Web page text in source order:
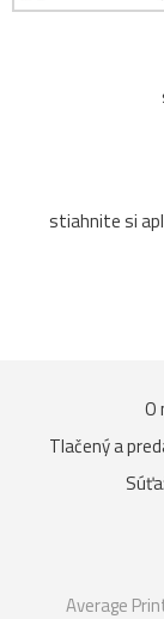
stiahnite si
O
Tlačený a
Average